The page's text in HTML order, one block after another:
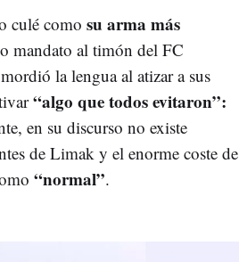
culé como su arma más
mandato al timón del FC
la lengua al atizar a sus
“algo que todos evitaron”:
en su discurso no existe
de Limak y el enorme coste de
“normal”.